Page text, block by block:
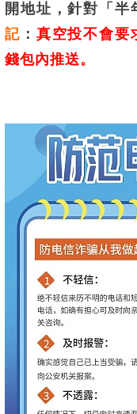
開地址，針對「半
記 ： 真空投不會要
錢包內推送。